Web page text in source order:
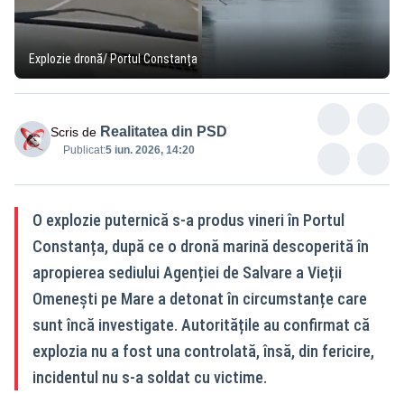
Explozie dronă/ Portul Constanța
Scris de Realitatea din PSD
Publicat:5 iun. 2026, 14:20
O explozie puternică s-a produs vineri în Portul
Constanța, după ce o dronă marină descoperită în
apropierea sediului Agenției de Salvare a Vieții
Omenești pe Mare a detonat în circumstanțe care
sunt încă investigate. Autoritățile au confirmat că
explozia nu a fost una controlată, însă, din fericire,
incidentul nu s-a soldat cu victime.